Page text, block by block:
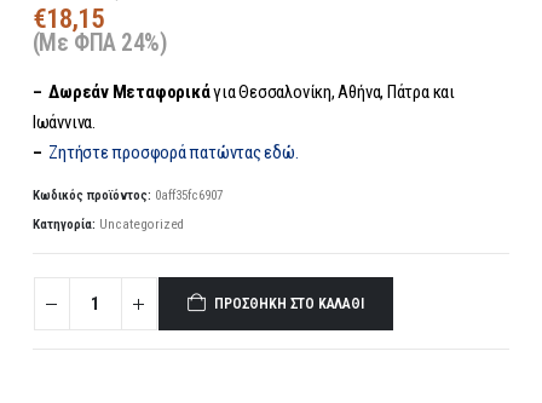
€18,15
(Με ΦΠΑ 24%)
– Δωρεάν Μεταφορικάγια Θεσσαλονίκη, Αθήνα, Πάτρα και
Ιωάννινα.
– Ζητήστε προσφορά πατώντας εδώ.
Κωδικός προϊόντος: 0aff35fc6907
Κατηγορία: Uncategorized
ΠΡΟΣΘΉΚΗ ΣΤΟ ΚΑΛΆΘΙ